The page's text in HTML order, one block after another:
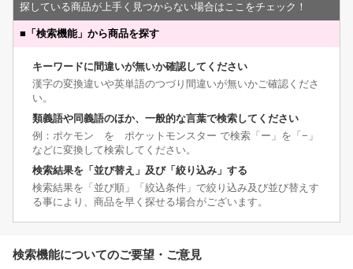
探している商品が上手く見つからない場合はここをチェック！
■ 「検索機能」から商品を探す
キーワードに間違いが無いか確認してください
漢字の変換違いや英単語のつづり間違いが無いかご確認くださ
い。
類義語や同義語のほか、一般的な言葉で検索してください
例：ポケモン を ポケットモンスター で検索「ー」を「−」
などに変換して検索してください。
検索結果を「並び替え」及び「絞り込み」する
検索結果を「並び順」「絞込条件」で絞り込み及び並び替えす
る事により、商品を早く探せる場合がございます。
検索機能についてのご要望・ご意見